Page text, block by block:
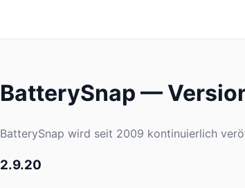
BatterySnap —
BatterySnap wird seit 2009 kontinuierlich
2.9.20